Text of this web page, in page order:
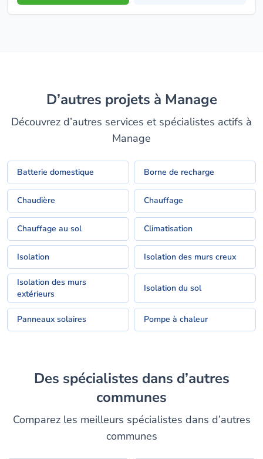
D’autres projets à Manage
Découvrez d’autres services et spécialistes actifs à
Manage
Batterie domestique Borne de recharge
Chaudière Chauffage
Chauffage au sol Climatisation
Isolation Isolation des murs creux
Isolation des murs
extérieurs
Isolation du sol
Panneaux solaires Pompe à chaleur
Des spécialistes dans d’autres
communes
Comparez les meilleurs spécialistes dans d’autres
communes